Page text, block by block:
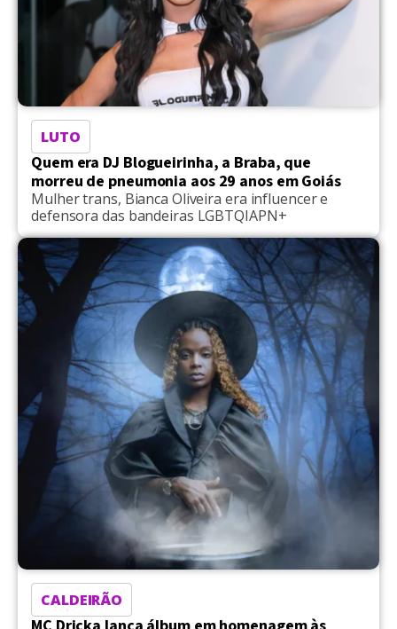
LUTO
Quem era DJ Blogueirinha, a Braba, que
morreu de pneumonia aos 29 anos em Goiás
Mulher trans, Bianca Oliveira era influencer e
defensora das bandeiras LGBTQIAPN+
CALDEIRÃO